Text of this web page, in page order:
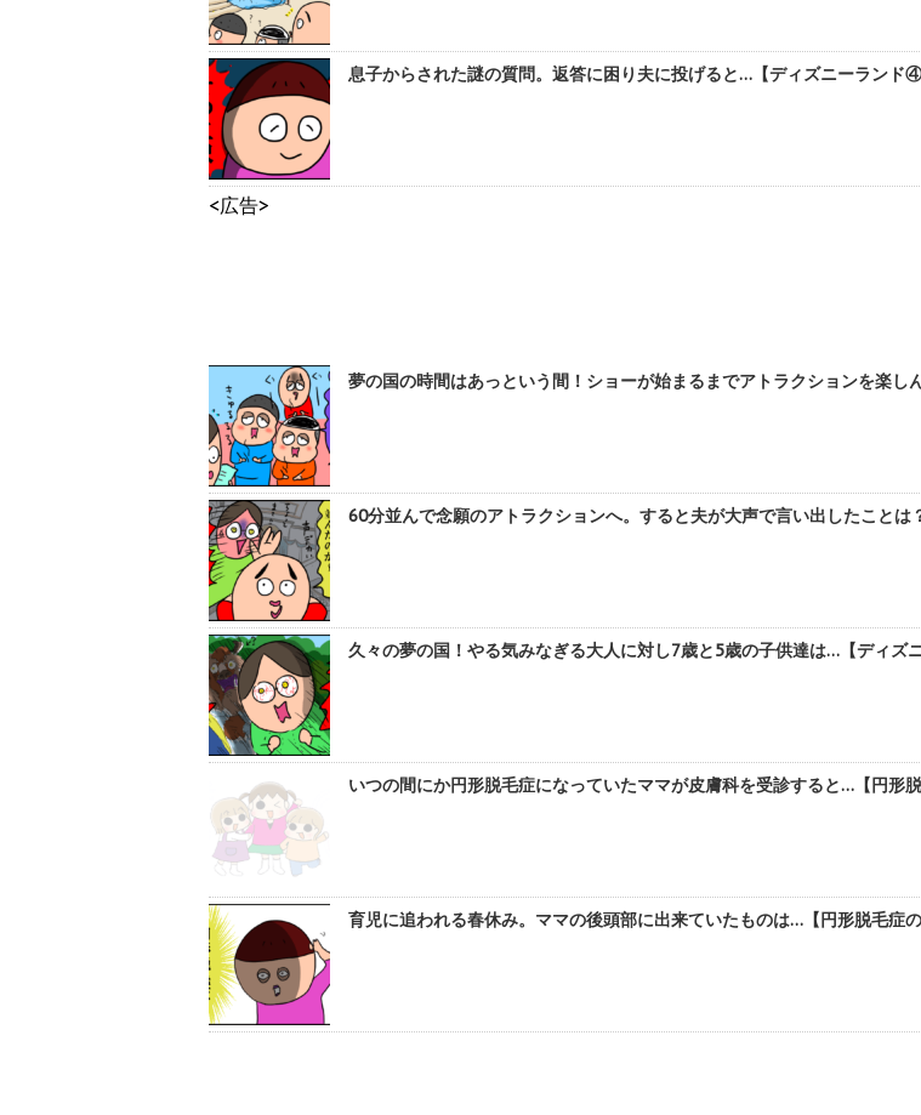
息子からされた謎の質問。返答に困り夫に投げると…【ディズニーランド
<広告>
夢の国の時間はあっという間！ショーが始まるまでアトラクションを楽
60分並んで念願のアトラクションへ。すると夫が大声で言い出したこと
久々の夢の国！やる気みなぎる大人に対し7歳と5歳の子供達は…【ディズ
いつの間にか円形脱毛症になっていたママが皮膚科を受診すると…【円形
育児に追われる春休み。ママの後頭部に出来ていたものは…【円形脱毛症